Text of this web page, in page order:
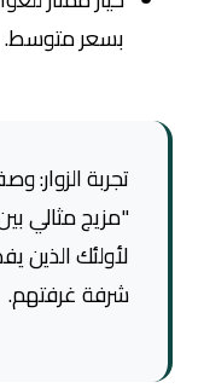
بسعر متوسط.
تجربة الزوار:
"مزيج مثالي
لأولئك
شرفة غرفتهم.